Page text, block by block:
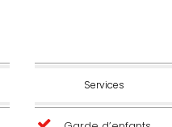
Services